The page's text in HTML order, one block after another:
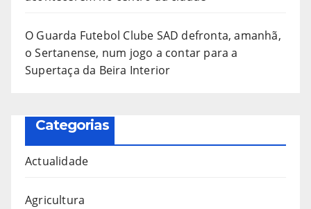
O Guarda Futebol Clube SAD defronta, amanhã,
o Sertanense, num jogo a contar para a
Supertaça da Beira Interior
Categorias
Actualidade
Agricultura